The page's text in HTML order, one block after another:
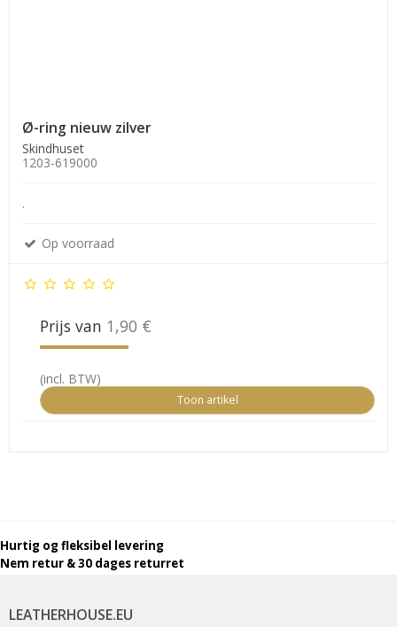
Ø-ring nieuw zilver
Skindhuset
1203-619000
.
Op voorraad
Prijs van 1,90 €
(incl. BTW)
Toon artikel
LEATHERHOUSE.EU
Hurtig og fleksibel levering
Nem retur & 30 dages returret